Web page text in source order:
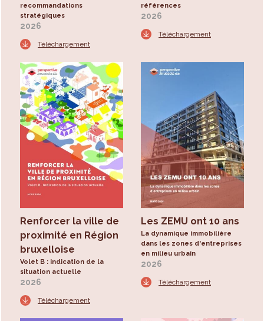
recommandations
stratégiques
2026
Téléchargement
références
2026
Téléchargement
Renforcer la ville de
proximité en Région
bruxelloise
Volet B : indication de la
situation actuelle
2026
Téléchargement
Les ZEMU ont 10 ans
La dynamique immobilière
dans les zones d'entreprises
en milieu urbain
2026
Téléchargement